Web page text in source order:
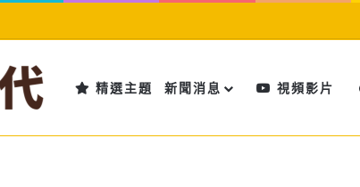
精選主題 新聞消息 視頻影片